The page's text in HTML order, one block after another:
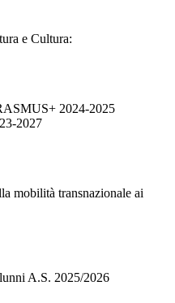
e Cultura:
2024-2025
2027
mobilità transnazionale ai
A.S. 2025/2026